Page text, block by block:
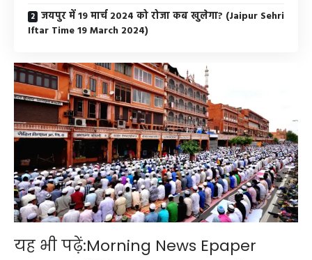
जयपुर में 19 मार्च 2024 को रोजा कब खुलेगा? (Jaipur Sehri
Iftar Time 19 March 2024)
यह भी पढ़ें:Morning News Epaper